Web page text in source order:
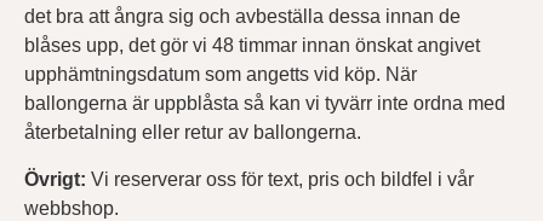
det bra att ångra sig och avbeställa dessa innan de
blåses upp, det gör vi 48 timmar innan önskat angivet
upphämtningsdatum som angetts vid köp. När
ballongerna är uppblåsta så kan vi tyvärr inte ordna med
återbetalning eller retur av ballongerna.
Övrigt: Vi reserverar oss för text, pris och bildfel i vår
webbshop.